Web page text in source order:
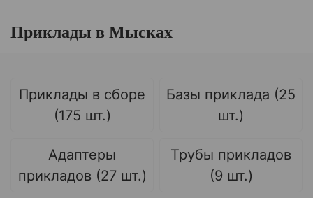
Приклады в Мысках
Приклады в сборе
(175 шт.)
Базы приклада (25
шт.)
Адаптеры
прикладов (27 шт.)
Трубы прикладов
(9 шт.)